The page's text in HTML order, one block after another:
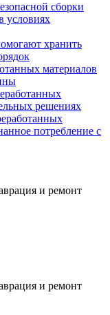
сборки
условиях
хранить
материалов
решениях
потребление с
и ремонт
и ремонт